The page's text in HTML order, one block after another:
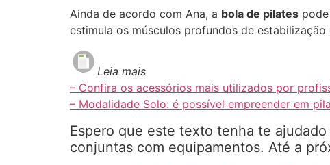
Ainda de acordo com Ana, a bola de pilates
estimula os músculos profundos de
Leia mais
– Confira os acessórios mais utilizados por
– Modalidade Solo: é possível empreender em
Espero que este texto tenha te
conjuntas com equipamentos. Até a